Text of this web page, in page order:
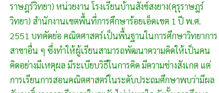
ราษฎร์วิทยา) หน่วยงาน โรงเรียนบ้านสังข์สงยาง(คุรุราษฎร์
วิทยา) สำนักงานเขตพื้นที่การศึกษาร้อยเอ็ดเขต 1 ปี พ.ศ.
2551 บทคัดย่อ คณิตศาสตร์เป็นพื้นฐานในการศึกษาวิทยาการ
สาขาอื่น ๆ ซึ่งทำให้ผู้เรียนสามารถพัฒนาความคิดให้เป็นคน
คิดอย่างมีเหตุผล มีระเบียบวิธีในการคิด มีความช่างสังเกต แต่
การเรียนการสอนคณิตศาสตร์ในระดับประถมศึกษาพบว่ามีผล